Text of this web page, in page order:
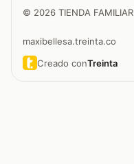
© 2026 TIENDA FAMILIAR
maxibellesa.treinta.co
Creado conTreinta